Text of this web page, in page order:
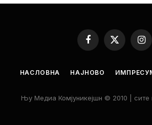
Facebook
X
НАСЛОВНА НАЈНОВО
Њу Медиа Комјуникејшн © 2010 | сите